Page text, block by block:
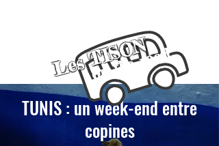
on the road
Les TISON
TUNIS : un week-end entre
copines